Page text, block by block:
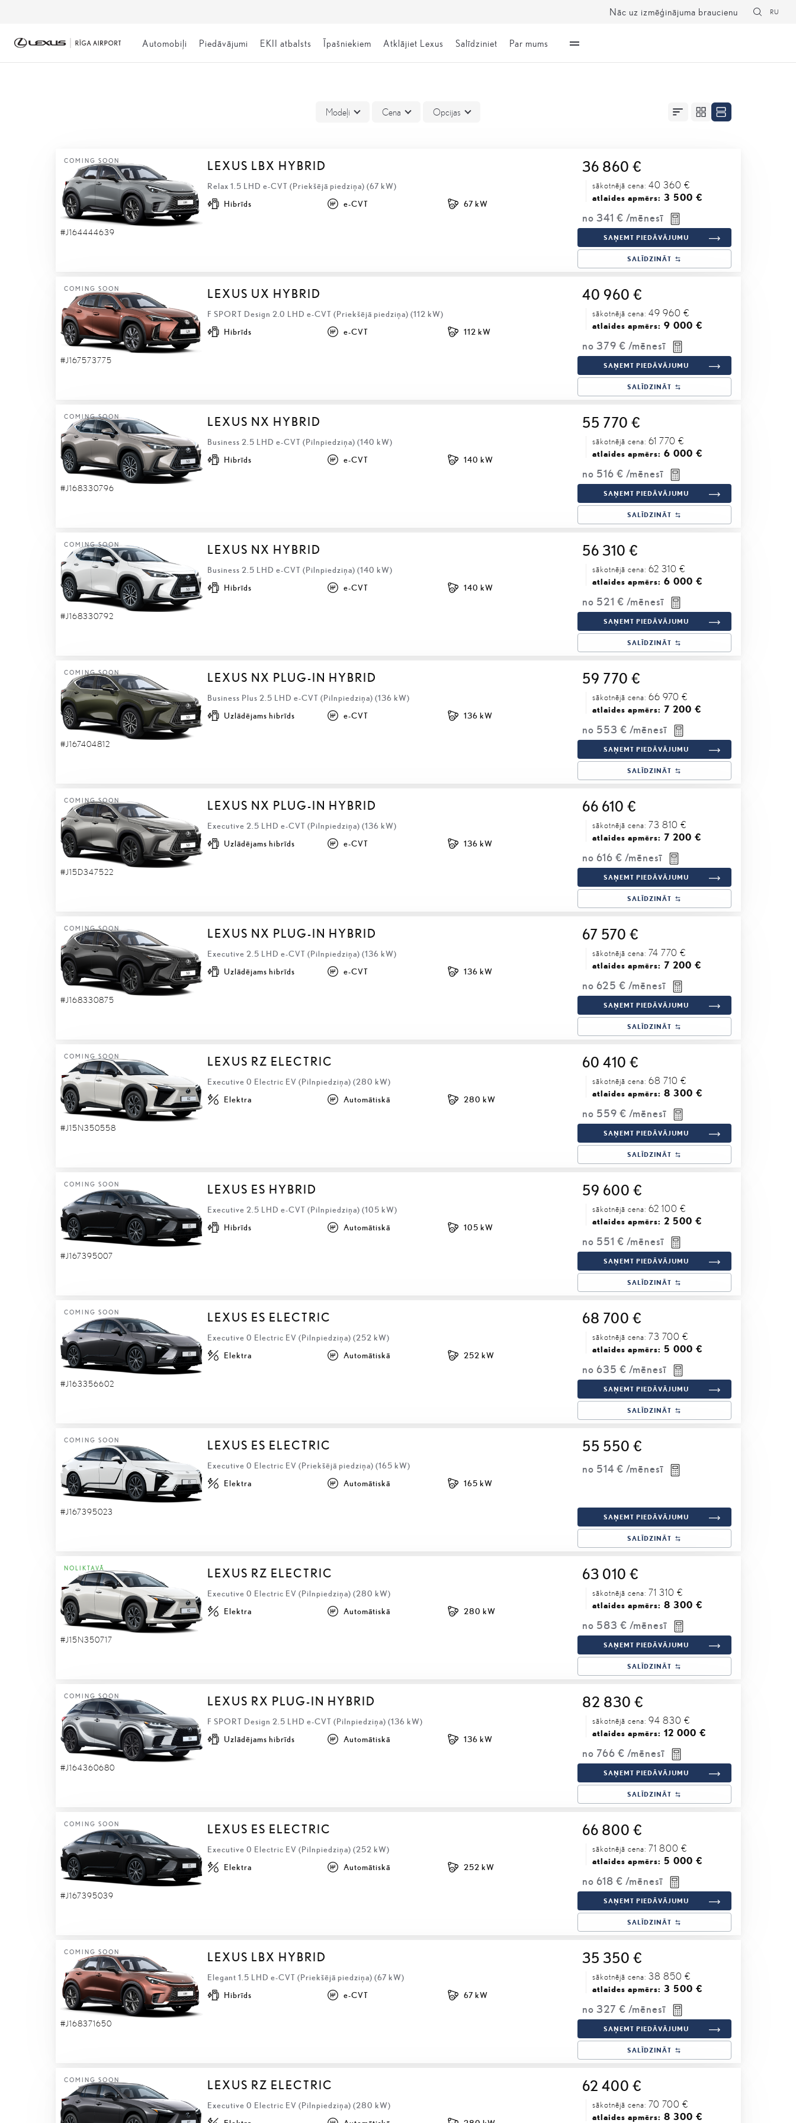
Automobiļi Piedāvājumi EKII atbalsts Īpašniekiem Atklājiet Lexus Salīdziniet Par mums
Nāc uz izmēģinājuma braucienu RU
Modeļi Cena Opcijas
COMING SOON
#J164444639
LEXUS LBX HYBRID
Relax 1.5 LHD e-CVT (Priekšējā piedziņa) (67 kW)
36 860 €
sākotnējā cena: 40 360 €
atlaides apmērs: 3 500 €
no 341 € /mēnesī
Hibrīds e-CVT 67 kW
SAŅEMT PIEDĀVĀJUMU
SALĪDZINĀT
COMING SOON
#J167573775
LEXUS UX HYBRID
F SPORT Design 2.0 LHD e-CVT (Priekšējā piedziņa) (112 kW)
40 960 €
sākotnējā cena: 49 960 €
atlaides apmērs: 9 000 €
no 379 € /mēnesī
Hibrīds e-CVT 112 kW
SAŅEMT PIEDĀVĀJUMU
SALĪDZINĀT
COMING SOON
#J168330796
LEXUS NX HYBRID
Business 2.5 LHD e-CVT (Pilnpiedziņa) (140 kW)
55 770 €
sākotnējā cena: 61 770 €
atlaides apmērs: 6 000 €
no 516 € /mēnesī
Hibrīds e-CVT 140 kW
SAŅEMT PIEDĀVĀJUMU
SALĪDZINĀT
COMING SOON
#J168330792
LEXUS NX HYBRID
Business 2.5 LHD e-CVT (Pilnpiedziņa) (140 kW)
56 310 €
sākotnējā cena: 62 310 €
atlaides apmērs: 6 000 €
no 521 € /mēnesī
Hibrīds e-CVT 140 kW
SAŅEMT PIEDĀVĀJUMU
SALĪDZINĀT
COMING SOON
#J167404812
LEXUS NX PLUG-IN HYBRID
Business Plus 2.5 LHD e-CVT (Pilnpiedziņa) (136 kW)
59 770 €
sākotnējā cena: 66 970 €
atlaides apmērs: 7 200 €
no 553 € /mēnesī
Uzlādējams hibrīds e-CVT 136 kW
SAŅEMT PIEDĀVĀJUMU
SALĪDZINĀT
COMING SOON
#J15D347522
LEXUS NX PLUG-IN HYBRID
Executive 2.5 LHD e-CVT (Pilnpiedziņa) (136 kW)
66 610 €
sākotnējā cena: 73 810 €
atlaides apmērs: 7 200 €
no 616 € /mēnesī
Uzlādējams hibrīds e-CVT 136 kW
SAŅEMT PIEDĀVĀJUMU
SALĪDZINĀT
COMING SOON
#J168330875
LEXUS NX PLUG-IN HYBRID
Executive 2.5 LHD e-CVT (Pilnpiedziņa) (136 kW)
67 570 €
sākotnējā cena: 74 770 €
atlaides apmērs: 7 200 €
no 625 € /mēnesī
Uzlādējams hibrīds e-CVT 136 kW
SAŅEMT PIEDĀVĀJUMU
SALĪDZINĀT
COMING SOON
#J15N350558
LEXUS RZ ELECTRIC
Executive 0 Electric EV (Pilnpiedziņa) (280 kW)
60 410 €
sākotnējā cena: 68 710 €
atlaides apmērs: 8 300 €
no 559 € /mēnesī
Elektra Automātiskā 280 kW
SAŅEMT PIEDĀVĀJUMU
SALĪDZINĀT
COMING SOON
#J167395007
LEXUS ES HYBRID
Executive 2.5 LHD e-CVT (Pilnpiedziņa) (105 kW)
59 600 €
sākotnējā cena: 62 100 €
atlaides apmērs: 2 500 €
no 551 € /mēnesī
Hibrīds Automātiskā 105 kW
SAŅEMT PIEDĀVĀJUMU
SALĪDZINĀT
COMING SOON
#J163356602
LEXUS ES ELECTRIC
Executive 0 Electric EV (Pilnpiedziņa) (252 kW)
68 700 €
sākotnējā cena: 73 700 €
atlaides apmērs: 5 000 €
no 635 € /mēnesī
Elektra Automātiskā 252 kW
SAŅEMT PIEDĀVĀJUMU
SALĪDZINĀT
COMING SOON
#J167395023
LEXUS ES ELECTRIC
Executive 0 Electric EV (Priekšējā piedziņa) (165 kW)
55 550 €
no 514 € /mēnesī
Elektra Automātiskā 165 kW
SAŅEMT PIEDĀVĀJUMU
SALĪDZINĀT
NOLIKTAVĀ
#J15N350717
LEXUS RZ ELECTRIC
Executive 0 Electric EV (Pilnpiedziņa) (280 kW)
63 010 €
sākotnējā cena: 71 310 €
atlaides apmērs: 8 300 €
no 583 € /mēnesī
Elektra Automātiskā 280 kW
SAŅEMT PIEDĀVĀJUMU
SALĪDZINĀT
COMING SOON
#J164360680
LEXUS RX PLUG-IN HYBRID
F SPORT Design 2.5 LHD e-CVT (Pilnpiedziņa) (136 kW)
82 830 €
sākotnējā cena: 94 830 €
atlaides apmērs: 12 000 €
no 766 € /mēnesī
Uzlādējams hibrīds Automātiskā 136 kW
SAŅEMT PIEDĀVĀJUMU
SALĪDZINĀT
COMING SOON
#J167395039
LEXUS ES ELECTRIC
Executive 0 Electric EV (Pilnpiedziņa) (252 kW)
66 800 €
sākotnējā cena: 71 800 €
atlaides apmērs: 5 000 €
no 618 € /mēnesī
Elektra Automātiskā 252 kW
SAŅEMT PIEDĀVĀJUMU
SALĪDZINĀT
COMING SOON
#J168371650
LEXUS LBX HYBRID
Elegant 1.5 LHD e-CVT (Priekšējā piedziņa) (67 kW)
35 350 €
sākotnējā cena: 38 850 €
atlaides apmērs: 3 500 €
no 327 € /mēnesī
Hibrīds e-CVT 67 kW
SAŅEMT PIEDĀVĀJUMU
SALĪDZINĀT
COMING SOON LEXUS RZ ELECTRIC
Executive 0 Electric EV (Pilnpiedziņa) (280 kW)
62 400 €
sākotnējā cena: 70 700 €
atlaides apmērs: 8 300 €